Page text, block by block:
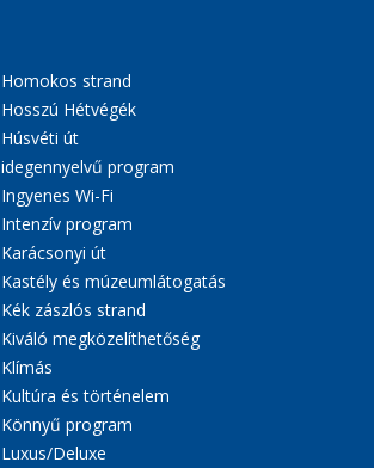
Homokos strand
Hosszú Hétvégék
Húsvéti út
idegennyelvű program
Ingyenes Wi-Fi
Intenzív program
Karácsonyi út
Kastély és múzeumlátogatás
Kék zászlós strand
Kiváló megközelíthetőség
Klímás
Kultúra és történelem
Könnyű program
Luxus/Deluxe